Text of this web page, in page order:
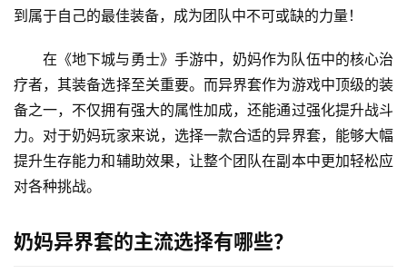
到属于自己的最佳装备，成为团队中不可或缺的力量！
在《地下城与勇士》手游中，奶妈作为队伍中的核心治
疗者，其装备选择至关重要。而异界套作为游戏中顶级的装
备之一，不仅拥有强大的属性加成，还能通过强化提升战斗
力。对于奶妈玩家来说，选择一款合适的异界套，能够大幅
提升生存能力和辅助效果，让整个团队在副本中更加轻松应
对各种挑战。
奶妈异界套的主流选择有哪些？